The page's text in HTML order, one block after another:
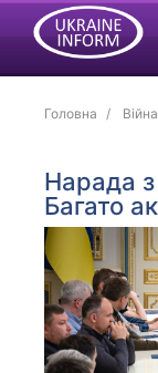
Головна Війна
Нарада
Багато